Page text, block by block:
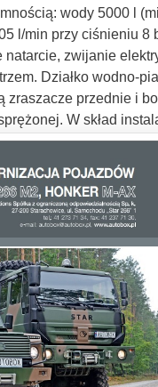
wody 5000 l
l/min przy ciśnieniu
zwijanie
Działko wodno-
przednie i
W skład
uprzywilejowanego
maszt
przewoźna, podest
cofania i system
holowniczy
klienta sprzęt
długość: